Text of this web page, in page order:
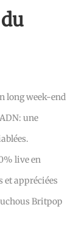
long week-end
une
live en
et appréciées
Britpop